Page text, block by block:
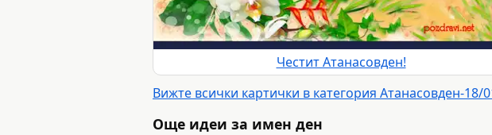
Честит Атанасовден!
Вижте всички картички в категория Атанасовден-18/
Още идеи за имен ден